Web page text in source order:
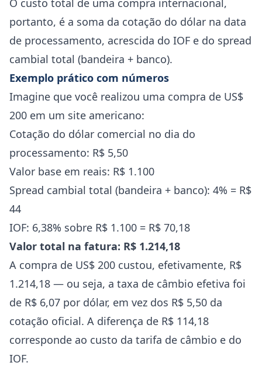
O custo total de uma compra internacional,
portanto, é a soma da cotação do dólar na data
de processamento, acrescida do IOF e do spread
cambial total (bandeira + banco).
Exemplo prático com números
Imagine que você realizou uma compra de US$
200 em um site americano:
Cotação do dólar comercial no dia do
processamento: R$ 5,50
Valor base em reais: R$ 1.100
Spread cambial total (bandeira + banco): 4% = R$
44
IOF: 6,38% sobre R$ 1.100 = R$ 70,18
Valor total na fatura: R$ 1.214,18
A compra de US$ 200 custou, efetivamente, R$
1.214,18 — ou seja, a taxa de câmbio efetiva foi
de R$ 6,07 por dólar, em vez dos R$ 5,50 da
cotação oficial. A diferença de R$ 114,18
corresponde ao custo da tarifa de câmbio e do
IOF.